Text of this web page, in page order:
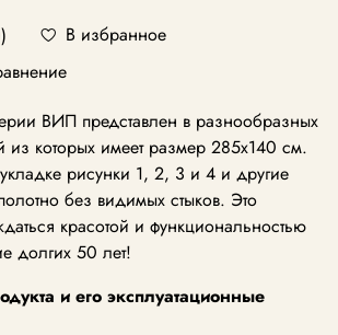
В избранное
ВИП представлен в разнообразных
из которых имеет размер 285х140 см.
рисунки 1, 2, 3 и 4 и другие
без видимых стыков. Это
красотой и функциональностью
долгих 50 лет!
и его эксплуатационные